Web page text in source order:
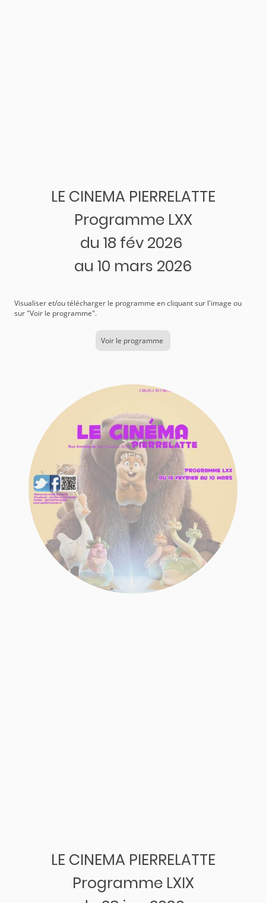
LE CINEMA PIERRELATTE
Programme LXX
du 18 fév 2026
au 10 mars 2026
Visualiser et/ou télécharger le programme en cliquant sur l'image ou
sur "Voir le programme".
Voir le programme
LE CINEMA PIERRELATTE
Programme LXIX